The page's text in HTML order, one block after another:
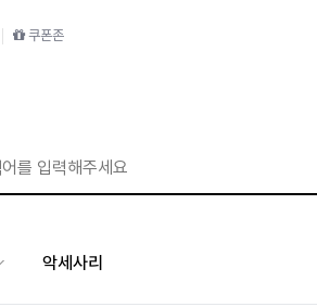
쿠폰존
악세사리